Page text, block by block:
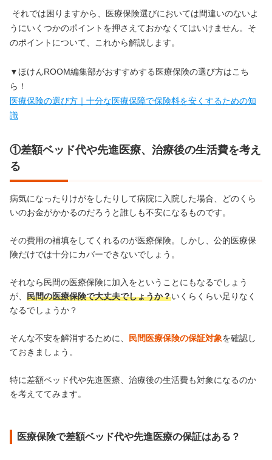
それでは困りますから、医療保険選びにおいては間違いのないよ
うにいくつかのポイントを押さえておかなくてはいけません。そ
のポイントについて、これから解説します。
▼ほけんROOM編集部がおすすめする医療保険の選び方はこち
ら！
医療保険の選び方｜十分な医療保障で保険料を安くするための知
識
①差額ベッド代や先進医療、治療後の生活費を考え
る
病気になったりけがをしたりして病院に入院した場合、どのくら
いのお金がかかるのだろうと誰しも不安になるものです。
その費用の補填をしてくれるのが医療保険。しかし、公的医療保
険だけでは十分にカバーできないでしょう。
それなら民間の医療保険に加入をということにもなるでしょう
が、 民間の医療保険で大丈夫でしょうか？いくらくらい足りなく
なるでしょうか？
そんな不安を解消するために、 民間医療保険の保証対象を確認し
ておきましょう。
特に差額ベッド代や先進医療、治療後の生活費も対象になるのか
を考えててみます。
医療保険で差額ベッド代や先進医療の保証はある？